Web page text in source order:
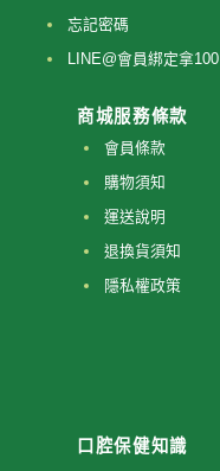
忘記密碼
LINE@會員綁定拿100
商城服務條款
會員條款
購物須知
運送說明
退換貨須知
隱私權政策
口腔保健知識